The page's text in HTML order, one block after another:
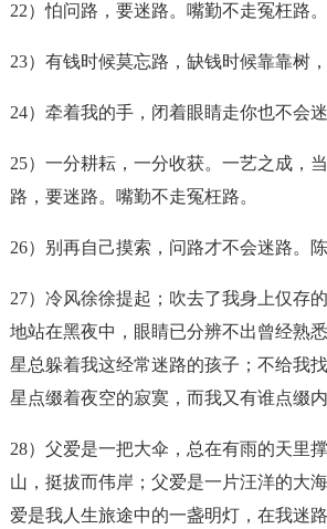
22）怕问路，要迷路。嘴勤不走冤枉路。
23）有钱时候莫忘路，缺钱时候靠靠树
24）牵着我的手，闭着眼睛走你也不会
25）一分耕耘，一分收获。一艺之成，
路，要迷路。嘴勤不走冤枉路。
26）别再自己摸索，问路才不会迷路。
27）冷风徐徐提起；吹去了我身上仅存
地站在黑夜中，眼睛已分辨不出曾经熟
星总躲着我这经常迷路的孩子；不给我
星点缀着夜空的寂寞，而我又有谁点缀
28）父爱是一把大伞，总在有雨的天里
山，挺拔而伟岸；父爱是一片汪洋的大
爱是我人生旅途中的一盏明灯，在我迷路